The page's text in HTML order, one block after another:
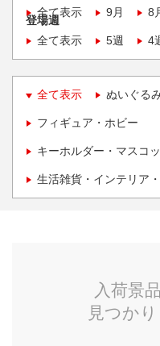
全て表示
9月 8
登場週
全て表示
5週 4
全て表示 ぬいぐる
フィギュア・ホビー
キーホルダー・マスコ
生活雑貨・インテリア